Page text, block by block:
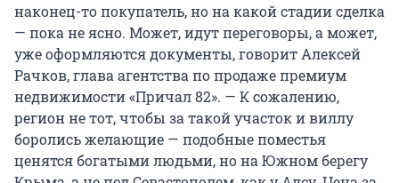
наконец-то покупатель, но на какой стадии сделка
— пока не ясно. Может, идут переговоры, а может,
уже оформляются документы, говорит Алексей
Рачков, глава агентства по продаже премиум
недвижимости «Причал 82». — К сожалению,
регион не тот, чтобы за такой участок и виллу
боролись желающие — подобные поместья
ценятся богатыми людьми, но на Южном берегу